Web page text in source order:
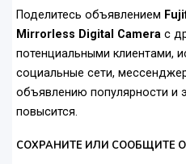
Поделитесь объявлением
Mirrorless Digital Camera с
потенциальными клиентами,
социальные сети,
объявлению популярности и
повысится.
СОХРАНИТЕ ИЛИ СООБЩИТЕ